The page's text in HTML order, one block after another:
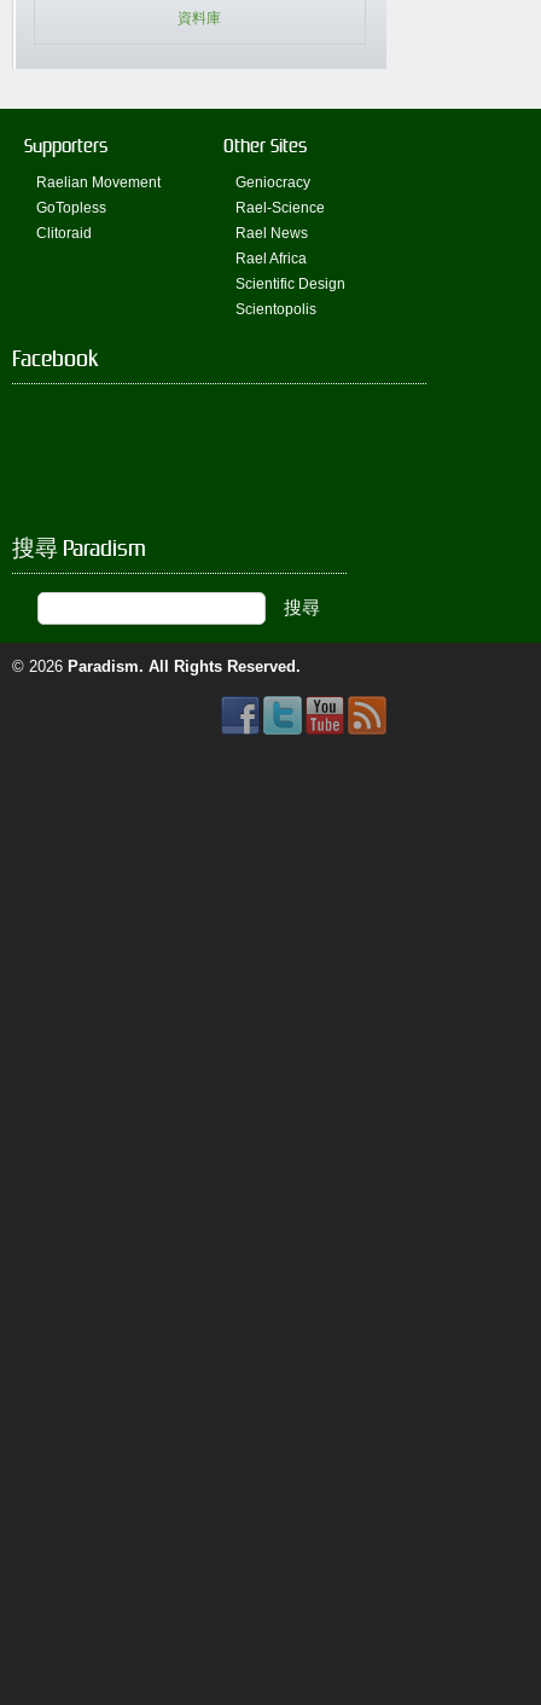
資料庫
Supporters
Raelian Movement
GoTopless
Clitoraid
Other Sites
Geniocracy
Rael-Science
Rael News
Rael Africa
Scientific Design
Scientopolis
Facebook
搜尋 Paradism
© 2026 Paradism. All Rights Reserved.